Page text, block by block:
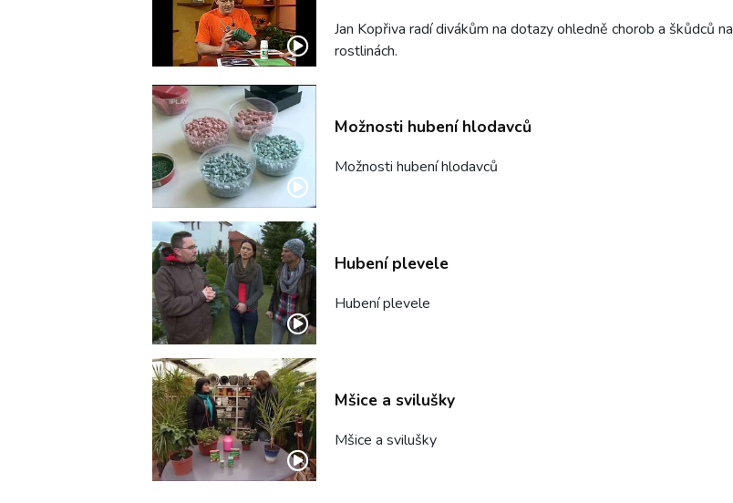
Jan Kopřiva radí divákům na dotazy ohledně chorob a škůdců na
rostlinách.
Možnosti hubení hlodavců
Možnosti hubení hlodavců
Hubení plevele
Hubení plevele
Mšice a svilušky
Mšice a svilušky